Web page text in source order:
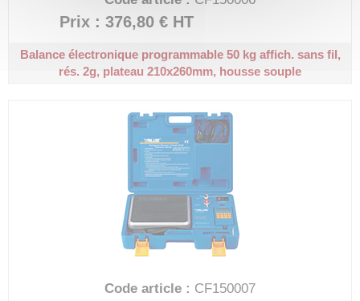
Prix : 376,80 € HT
Balance électronique programmable 50 kg affich. sans fil,
rés. 2g, plateau 210x260mm, housse souple
Code article : CF150007